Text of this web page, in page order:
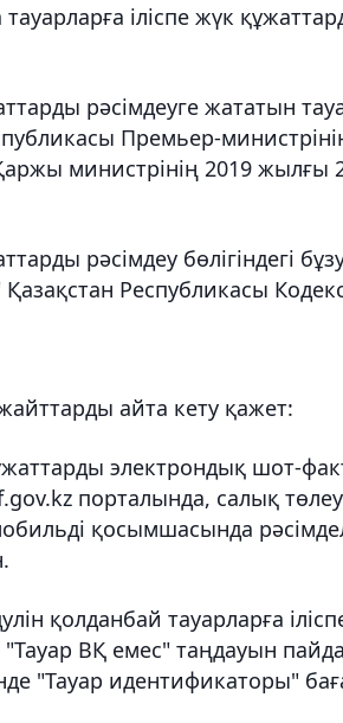
іліспе жүк
рәсімдеуге жататын
Премьер-
министрінің 2019 жылғы
рәсімдеу бөлігіндегі
Республикасы
айта кету қажет:
электрондық шот-
порталында, салық
қосымшасында
қолданбай тауарларға
"Тауар ВҚ емес" таңдауын
"Тауар идентификаторы"